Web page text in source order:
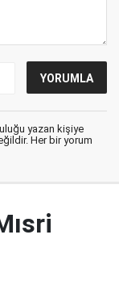
yazan kişiye
Her bir yorum